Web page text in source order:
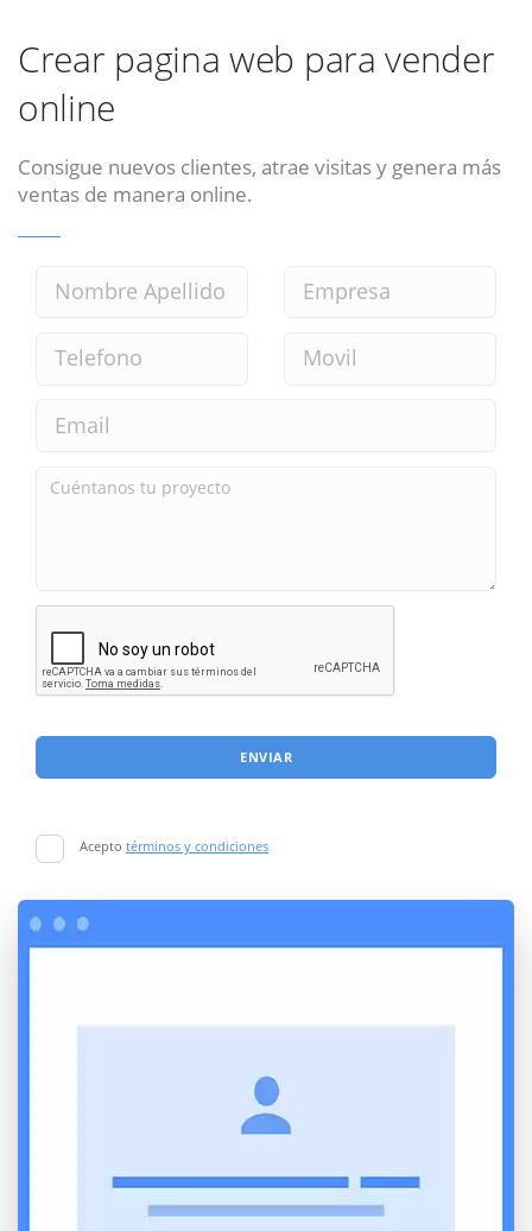
Crear pagina web para vender
online
Consigue nuevos clientes, atrae visitas y genera más
ventas de manera online.
ENVIAR
Acepto términos y condiciones